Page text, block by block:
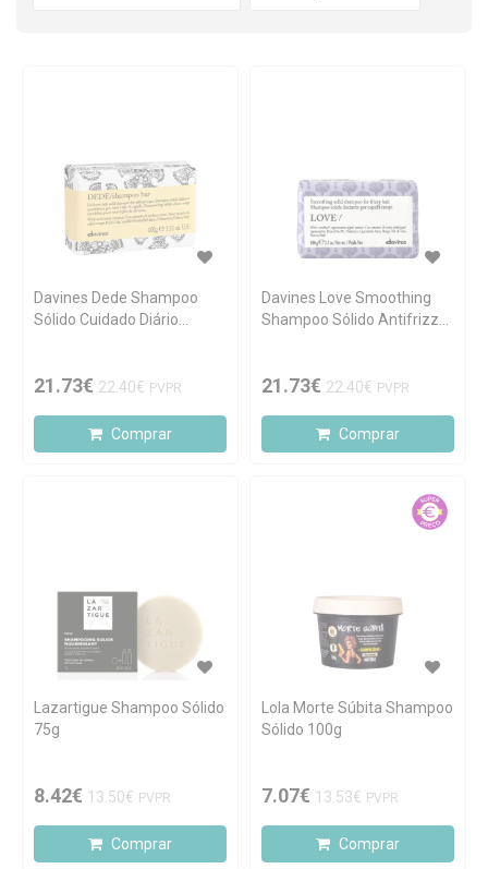
Davines Dede Shampoo
Sólido Cuidado Diário
21.73€ 22.40€ PVPR
Comprar
Davines Love Smoothing
Shampoo Sólido Antifrizz
21.73€ 22.40€ PVPR
Comprar
Lazartigue Shampoo Sólido
75g
8.42€ 13.50€ PVPR
Comprar
Lola Morte Súbita Shampoo
Sólido 100g
7.07€ 13.53€ PVPR
Comprar